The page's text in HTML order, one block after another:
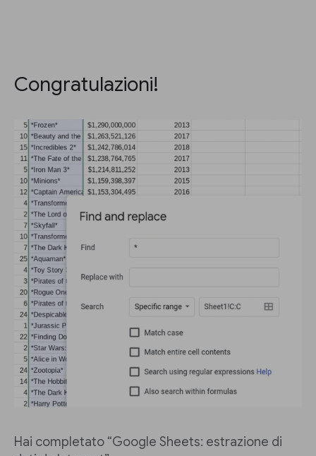
Congratulazioni!
Hai completato “Google Sheets: estrazione di